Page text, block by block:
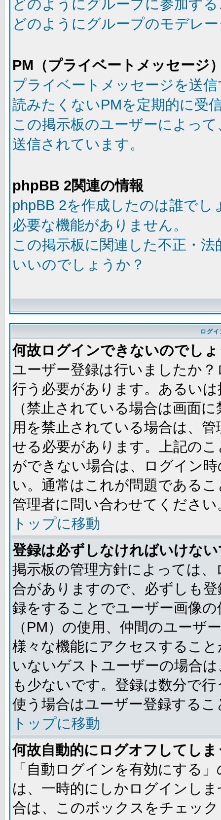
どのようにグループに参加す
どのようにグループのモデレ
PM（プライベートメッセージ
プライベートメッセージを送
読みたくないPMを定期的に受
この掲示板のユーザーによっ
送信されています。
phpBB 2関連の情報
phpBB 2を作成したのは誰でし
必要な機能がありません。
この掲示板に関連した不正・
いいのでしょうか？
ログ
何故ログインできないのでし
ユーザー登録は行いましたか
行う必要があります。あるい
（禁止されている場合は画面
用を禁止されている場合は、
せる必要があります。上記の
ができない場合は、ログイン
い。通常はこれが問題である
管理者に問い合わせてください
トップに移動
登録は必ずしなければいけな
掲示板の管理方針によっては
合がありますので、必ずしも
録をすることでユーザー画像
（PM）の使用、仲間のユーザ
様々な機能にアクセスするこ
いないゲストユーザーの場合
も少ないです。登録は数分で
使う場合はユーザー登録する
トップに移動
何故自動的にログオフしてし
「自動ログインを有効にする
は、一時的にしかログインし
合は、このボックスをチェッ